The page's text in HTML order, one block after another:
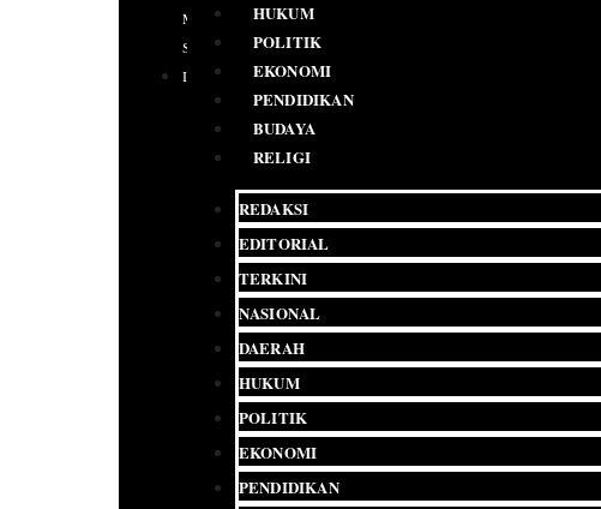
MEDIA
SIBER
IKLAN
HUKUM
POLITIK
EKONOMI
PENDIDIKAN
BUDAYA
RELIGI
REDAKSI
EDITORIAL
TERKINI
NASIONAL
DAERAH
HUKUM
POLITIK
EKONOMI
PENDIDIKAN